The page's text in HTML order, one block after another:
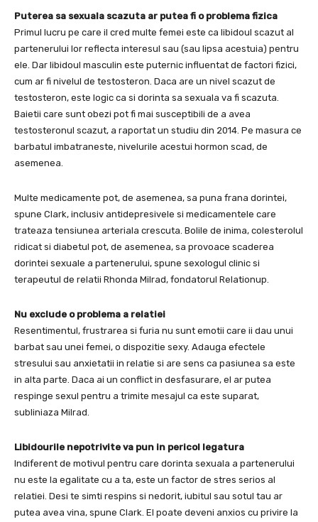
Puterea sa sexuala scazuta ar putea fi o problema fizica
Primul lucru pe care il cred multe femei este ca libidoul scazut al
partenerului lor reflecta interesul sau (sau lipsa acestuia) pentru
ele. Dar libidoul masculin este puternic influentat de factori fizici,
cum ar fi nivelul de testosteron. Daca are un nivel scazut de
testosteron, este logic ca si dorinta sa sexuala va fi scazuta.
Baietii care sunt obezi pot fi mai susceptibili de a avea
testosteronul scazut, a raportat un studiu din 2014. Pe masura ce
barbatul imbatraneste, nivelurile acestui hormon scad, de
asemenea.
Multe medicamente pot, de asemenea, sa puna frana dorintei,
spune Clark, inclusiv antidepresivele si medicamentele care
trateaza tensiunea arteriala crescuta. Bolile de inima, colesterolul
ridicat si diabetul pot, de asemenea, sa provoace scaderea
dorintei sexuale a partenerului, spune sexologul clinic si
terapeutul de relatii Rhonda Milrad, fondatorul Relationup.
Nu exclude o problema a relatiei
Resentimentul, frustrarea si furia nu sunt emotii care ii dau unui
barbat sau unei femei, o dispozitie sexy. Adauga efectele
stresului sau anxietatii in relatie si are sens ca pasiunea sa este
in alta parte. Daca ai un conflict in desfasurare, el ar putea
respinge sexul pentru a trimite mesajul ca este suparat,
subliniaza Milrad.
Libidourile nepotrivite va pun in pericol legatura
Indiferent de motivul pentru care dorinta sexuala a partenerului
nu este la egalitate cu a ta, este un factor de stres serios al
relatiei. Desi te simti respins si nedorit, iubitul sau sotul tau ar
putea avea vina, spune Clark. El poate deveni anxios cu privire la